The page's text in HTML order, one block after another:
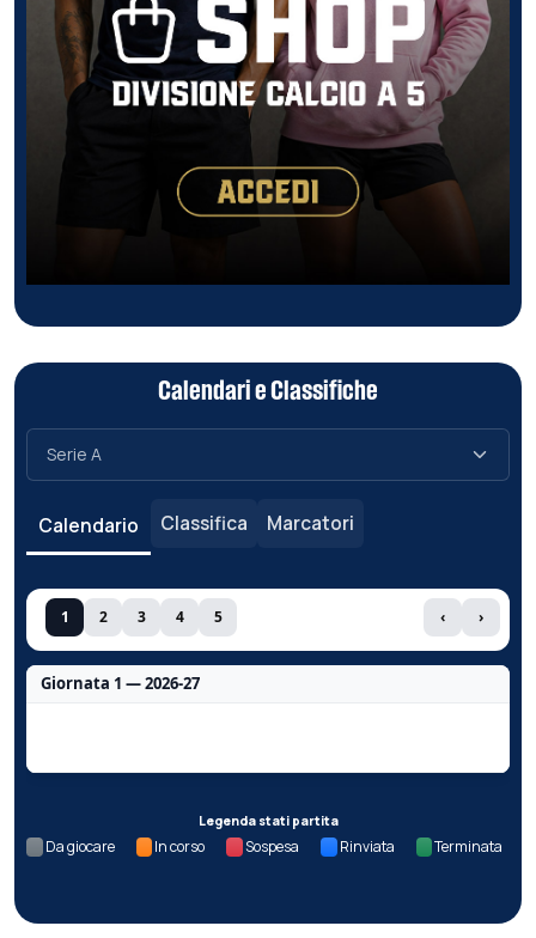
Calendari e Classifiche
Calendario Classifica Marcatori
1 2 3 4 5 ‹ ›
Giornata 1 — 2026-27
Legenda stati partita
Da giocare In corso Sospesa Rinviata Terminata